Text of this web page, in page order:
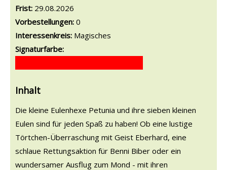
Frist: 29.08.2026
Vorbestellungen: 0
Interessenkreis: Magisches
Signaturfarbe:
Inhalt
Die kleine Eulenhexe Petunia und ihre sieben kleinen
Eulen sind für jeden Spaß zu haben! Ob eine lustige
Törtchen-Überraschung mit Geist Eberhard, eine
schlaue Rettungsaktion für Benni Biber oder ein
wundersamer Ausflug zum Mond - mit ihren